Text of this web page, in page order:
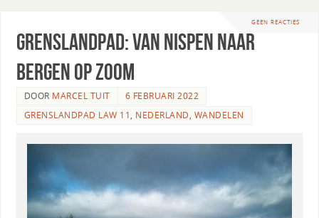
GEEN REACTIES
Grenslandpad: van Nispen naar
Bergen op Zoom
DOOR MARCEL TUIT
6 FEBRUARI 2022
GRENSLANDPAD LAW 11, NEDERLAND, WANDELEN